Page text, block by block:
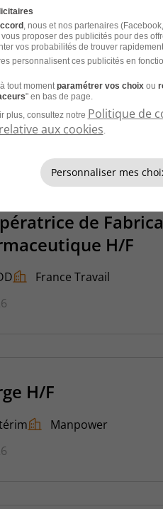
et laissez les
de
H/F
France Travail
H/F
Manpower
, nous et nos partenaires (Facebook,
proposer des publicités pour des
vos probabilités de trouver
personnalisent ces publicités en
tout moment paramétrer vos choixou
" en bas de page.
plus, consultez notre Politique de
aux cookies
Personnaliser mes